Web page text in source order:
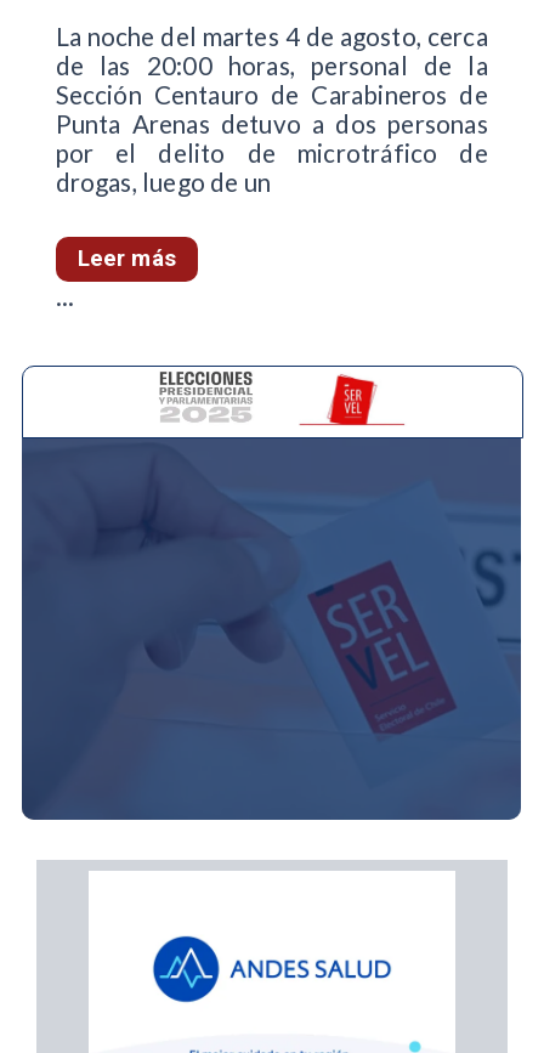
La noche del martes 4 de agosto, cerca
de las 20:00 horas, personal de la
Sección Centauro de Carabineros de
Punta Arenas detuvo a dos personas
por el delito de microtráfico de
drogas, luego de un
Leer más
...